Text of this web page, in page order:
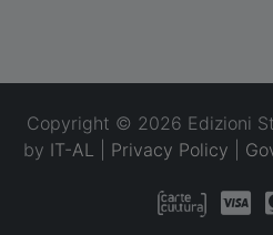
Copyright © 2026 Edizioni
by IT-AL Privacy Policy